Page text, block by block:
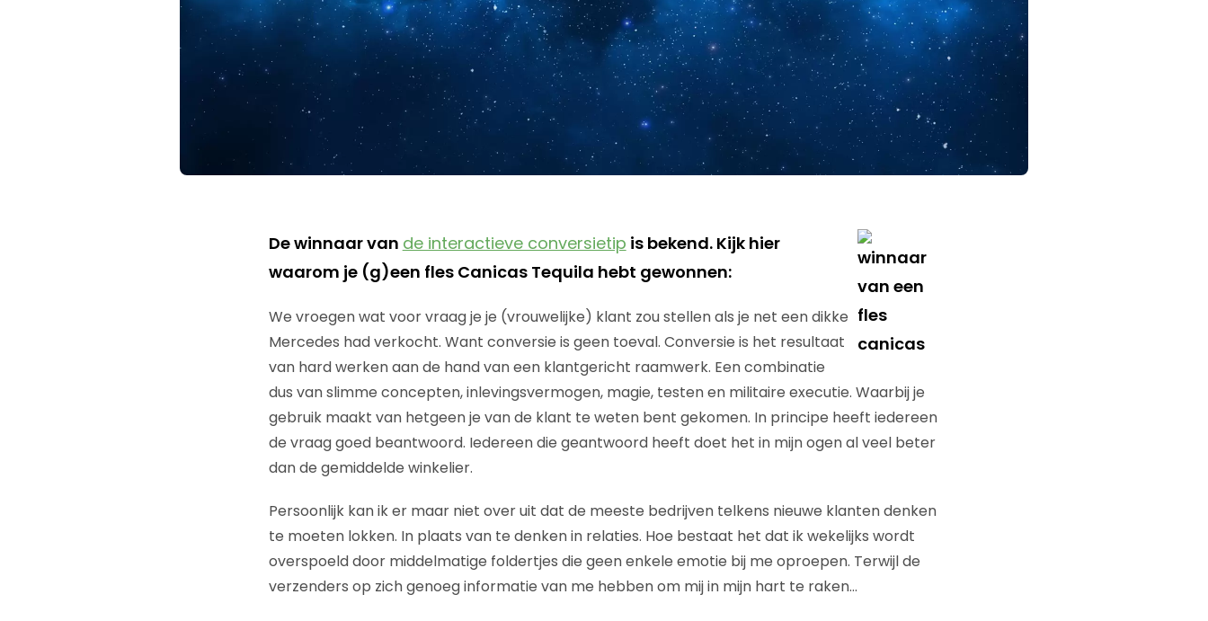
De winnaar van de interactieve conversietip is bekend. Kijk hier
waarom je (g)een fles Canicas Tequila hebt gewonnen:
We vroegen wat voor vraag je je (vrouwelijke) klant zou stellen als je net een dikke
Mercedes had verkocht. Want conversie is geen toeval. Conversie is het resultaat
van hard werken aan de hand van een klantgericht raamwerk. Een combinatie
dus van slimme concepten, inlevingsvermogen, magie, testen en militaire executie. Waarbij je
gebruik maakt van hetgeen je van de klant te weten bent gekomen. In principe heeft iedereen
de vraag goed beantwoord. Iedereen die geantwoord heeft doet het in mijn ogen al veel beter
dan de gemiddelde winkelier.
Persoonlijk kan ik er maar niet over uit dat de meeste bedrijven telkens nieuwe klanten denken
te moeten lokken. In plaats van te denken in relaties. Hoe bestaat het dat ik wekelijks wordt
overspoeld door middelmatige foldertjes die geen enkele emotie bij me oproepen. Terwijl de
verzenders op zich genoeg informatie van me hebben om mij in mijn hart te raken…